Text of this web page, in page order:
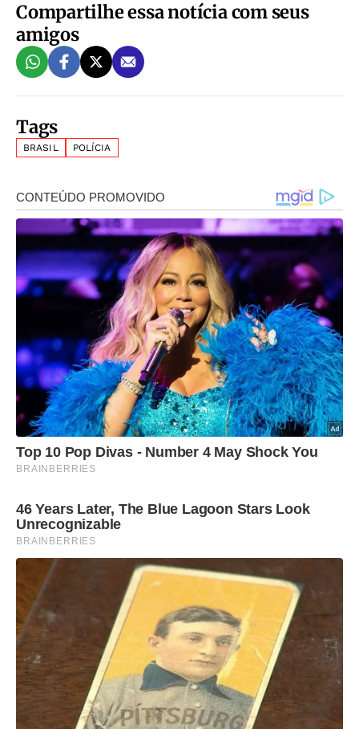
Compartilhe essa notícia com seus
amigos
Tags
BRASIL POLÍCIA